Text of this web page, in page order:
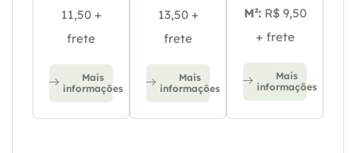
11,50 +
frete
Mais
informações
13,50 +
frete
Mais
informações
M²: R$ 9,50
+ frete
Mais
informações